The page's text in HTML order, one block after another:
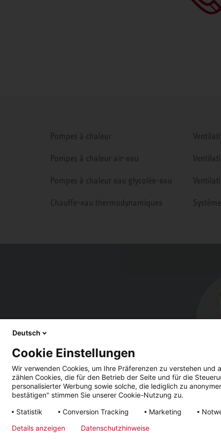
Pompes à chaleur
Pompes à chaleur air-eau
Pompes à chaleur eau glycolée-eau
Chauffe-eau thermodynamiques
Deutsch
Cookie Einstellungen
Wir verwenden Cookies, um Ihre Präferenzen zu verstehen
zählen Cookies, die für den Betrieb der Seite und für die
personalisierter Werbung sowie solche, die lediglich zu
bestätigen" stimmen Sie unserer Cookie-Nutzung zu.
Statistik
Conversion Tracking Marketing
Details anzeigen
Datenschutzhinweise